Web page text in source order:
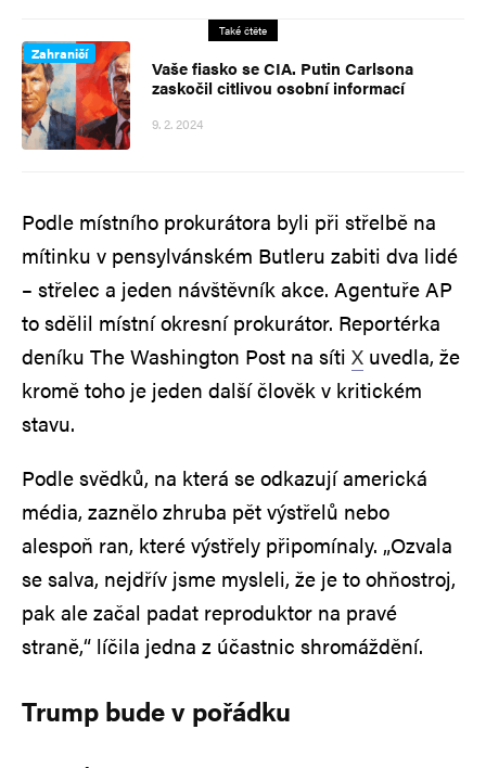
Také čtěte
Zahraničí
Vaše fiasko se CIA. Putin Carlsona
zaskočil citlivou osobní informací
9. 2. 2024
Podle místního prokurátora byli při střelbě na
mítinku v pensylvánském Butleru zabiti dva lidé
– střelec a jeden návštěvník akce. Agentuře AP
to sdělil místní okresní prokurátor. Reportérka
deníku The Washington Post na síti X uvedla, že
kromě toho je jeden další člověk v kritickém
stavu.
Podle svědků, na která se odkazují americká
média, zaznělo zhruba pět výstřelů nebo
alespoň ran, které výstřely připomínaly. „Ozvala
se salva, nejdřív jsme mysleli, že je to ohňostroj,
pak ale začal padat reproduktor na pravé
straně,“ líčila jedna z účastnic shromáždění.
Trump bude v pořádku